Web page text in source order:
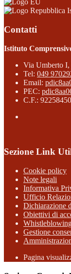
Contatti
Istituto
Via Umberto I,
Tel: 049
Email:
PEC:
C.F.:
Sezione Link
Cookie policy
Note legali
Informativa
Ufficio
Dichiarazione
Obiettivi di
Gestione
Pagina